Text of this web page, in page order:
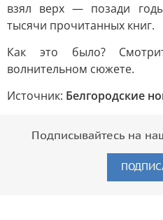
взял верх — позади
тысячи прочитанных книг.
Как это было?
волнительном сюжете.
Источник: Белгородские
Подписывайтесь на